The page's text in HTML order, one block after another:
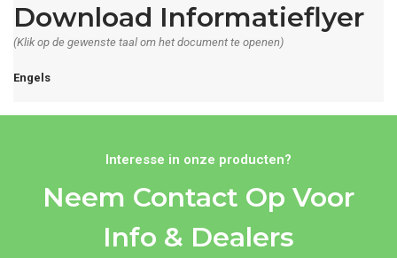
Download Informatieflyer
(Klik op de gewenste taal om het document te openen)
Engels
Interesse in onze producten?
Neem Contact Op Voor
Info & Dealers